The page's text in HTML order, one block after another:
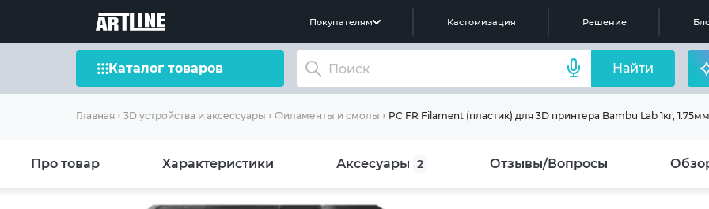
Покупателям Кастомизация Решение
Каталог товаров Найти
Главная 3D устройства и аксессуары Филаменты и смолы PC FR Filament (пластик) для 3D принтера Bambu Lab 1кг,
Про товар Характеристики Аксесуары 2 Отзывы/Вопросы